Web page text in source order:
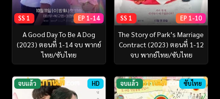
SS 1 EP 1-14
A Good Day To Be A Dog
(2023) ตอนที่ 1-14 จบ พากย์
ไทย/ซับไทย
SS 1 EP 1-10
The Story of Park’s Marriage
Contract (2023) ตอนที่ 1-12
จบ พากย์ไทย/ซับไทย
จบแล้ว HD จบแล้ว ซับไทย